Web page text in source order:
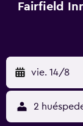
Fairfield
vie. 14/8
2